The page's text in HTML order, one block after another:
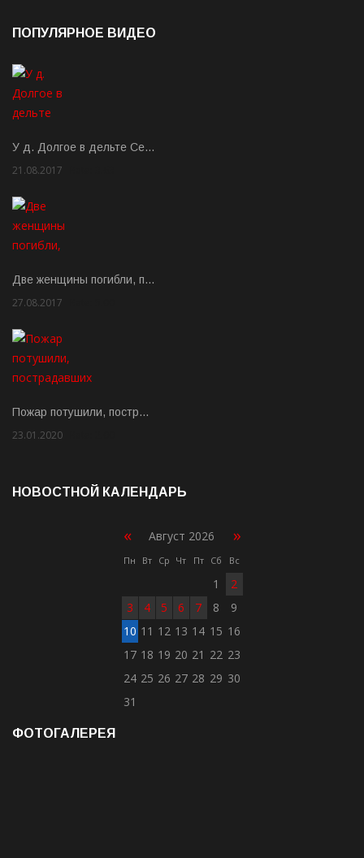
ПОПУЛЯРНОЕ ВИДЕО
У д. Долгое в дельте Се…
21.08.2017
Две женщины погибли, п…
27.08.2017
Пожар потушили, постр…
23.01.2020
НОВОСТНОЙ КАЛЕНДАРЬ
« Август 2026 »
Пн Вт Ср Чт Пт Сб Вс
1
2
3
4 5 6 7 8
9
10 11 12 13 14 15 16
17 18 19 20 21 22 23
24 25 26 27 28 29 30
31
ФОТОГАЛЕРЕЯ